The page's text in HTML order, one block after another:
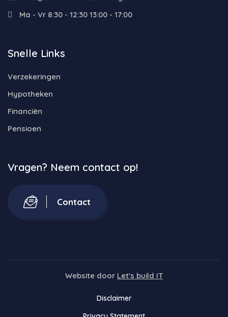
Ma - Vr 8:30 - 12:30 13:00 - 17:00
Snelle Links
Verzekeringen
Hypotheken
Financiën
Pensioen
Vragen? Neem contact op!
Contact
Website door Let's build IT
Disclaimer